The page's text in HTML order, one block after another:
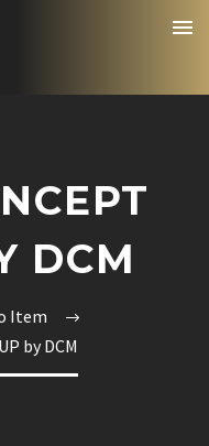
DCM
Item
by DCM